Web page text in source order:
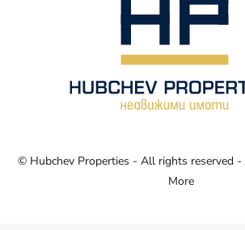
© Hubchev Properties - All rights reserved -
More